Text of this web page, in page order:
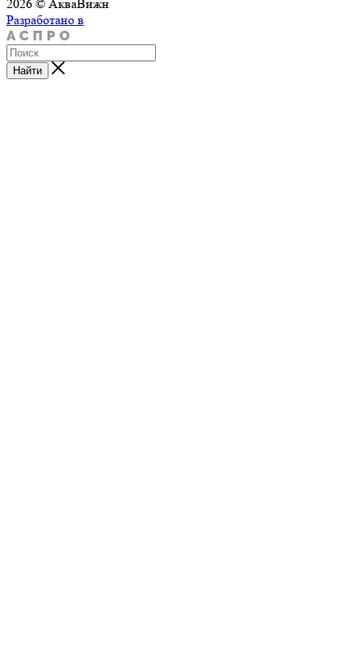
2026 © АкваВижн
Разработано в
Найти